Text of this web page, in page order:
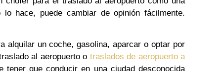
hace, puede cambiar de opinión fácilmente.
alquilar un coche, gasolina, aparcar o optar por
al aeropuerto o traslados de aeropuerto a
que conducir en una ciudad desconocida